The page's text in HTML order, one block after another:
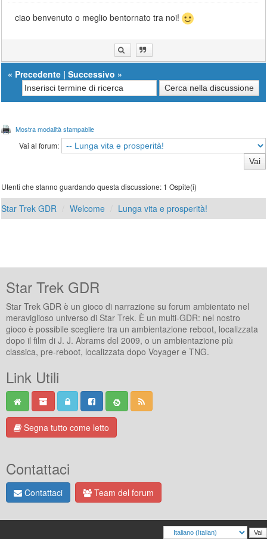
ciao benvenuto o meglio bentornato tra noi!
« Precedente |Successivo »
Mostra modalità stampabile
Vai al forum:
Utenti che stanno guardando questa discussione: 1 Ospite(i)
Star Trek GDR Welcome Lunga vita e prosperità!
Star Trek GDR
Star Trek GDR è un gioco di narrazione su forum ambientato nel
meraviglioso universo di Star Trek. È un multi-GDR: nel nostro
gioco è possibile scegliere tra un ambientazione reboot, localizzata
dopo il film di J. J. Abrams del 2009, o un ambientazione più
classica, pre-reboot, localizzata dopo Voyager e TNG.
Link Utili
Segna tutto come letto
Contattaci
Contattaci Team del forum